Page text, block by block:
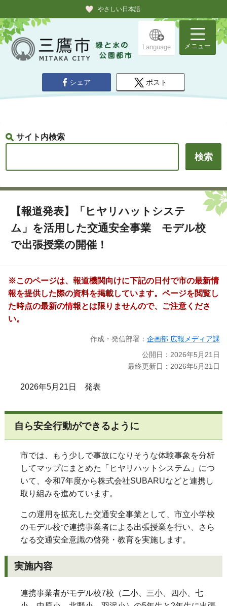
やさしい日本語
Language メニュー
シェア ポスト
サイト内検索
【報道発表】「ヒヤリハットシステ
ム」を活用した交通安全事業 モデル校
で出張授業の開催！
※このページは、報道機関向けに下記の日付で市の最新情
報を提供した際の資料を掲載しています。ページを閲覧し
た時点の最新の情報とは限りませんので、ご注意くださ
い。
作成・発信部署： 企画部 広報メディア課
公開日：2026年5月21日
最終更新日：2026年5月21日
2026年5月21日 発表
自ら安全行動ができるように
市では、もう少しで事故になりそうな体験事象を分析
してマップにまとめた「ヒヤリハットシステム」につ
いて、令和7年度から株式会社SUBARUなどと連携し
取り組みを進めています。
この運用を拡充した交通安全事業として、市立小学校
のモデル校で連携事業者による出張授業を行い、さら
なる交通安全意識の啓発・教育を実施します。
実施内容
連携事業者がモデル校7校（二小、三小、四小、七